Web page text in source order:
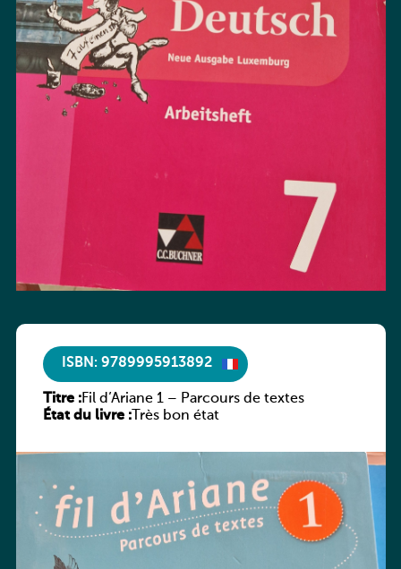
ISBN: 9789995913892
Titre :Fil d’Ariane 1 – Parcours de textes
État du livre :Très bon état